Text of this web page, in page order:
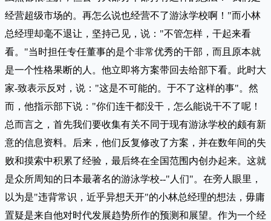
经营超级市场的。再怎么说也经营不了游泳学校啊！"而小林
总经理却毫不退让，坚持己见，说："不管怎样，干起来看
看。"当时担任专任董事的是个非常优秀的干部，而且原本就
是一个性格果断的人。他立即将方案带回去给部下看。此时大
家-致表示反对，说："这是不可能的。于不了这样的事"。然
而，他指示部下说："你们连干都没干，怎么能说干不了呢！
总而言之，首先我们要收集有关不同于现有游泳学校的颇有新
意的信息资料。后来，他们反复修改了方案，并在数年间的失
败和摸索中积累了经验，最后终在全国范围内创办起来。这就
是众所周知的日本最著名的游泳学校--"人们"。在旁人眼里，
以为是"违背常识，近乎异想天开"的小林总经理的想法，毋庸
置疑是来自他对时代发展趋势所作的预测和展望。作为一个经